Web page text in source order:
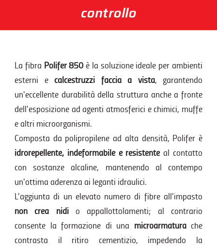
controllo
La fibra Polifer 850 è la soluzione ideale per ambienti
esterni e calcestruzzi faccia a vista, garantendo
un'eccellente durabilità della struttura anche a fronte
dell'esposizione ad agenti atmosferici e chimici, muffe
e altri microorganismi.
Composta da polipropilene ad alta densità, Polifer è
idrorepellente, indeformabile e resistenteal contatto
con sostanze alcaline, mantenendo al contempo
un'ottima aderenza ai leganti idraulici.
L'aggiunta di un elevato numero di fibre all'impasto
non crea nidio appallottolamenti; al contrario
consente la formazione di una microarmaturache
contrasta il ritiro cementizio, impedendo la